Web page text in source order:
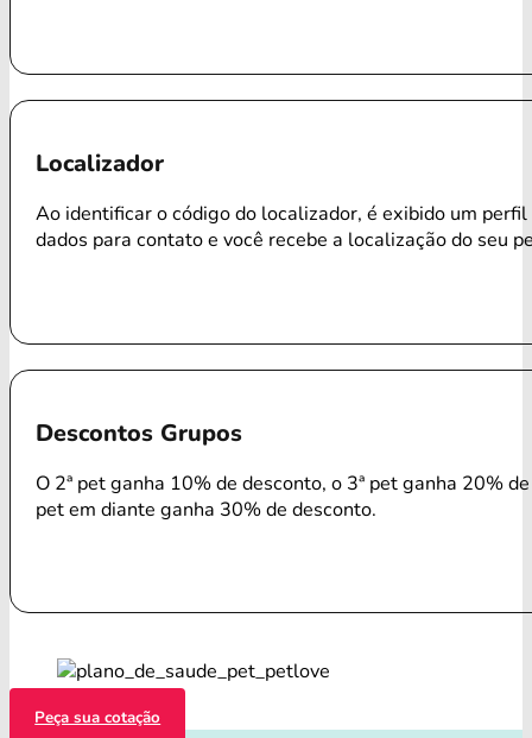
Localizador
Ao identificar o código do localizador, é exibido um perfil
dados para contato e você recebe a localização do seu
Descontos Grupos
O 2ª pet ganha 10% de desconto, o 3ª pet ganha 20%
pet em diante ganha 30% de desconto.
Peça sua cotação